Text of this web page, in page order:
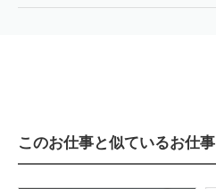
このお仕事と似ているお仕事